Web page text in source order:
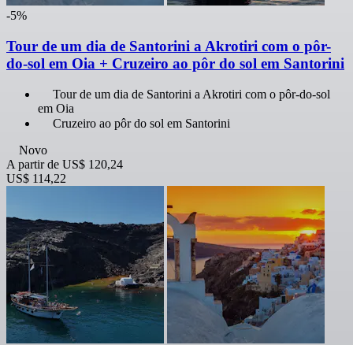
-5%
Tour de um dia de Santorini a Akrotiri com o pôr-
do-sol em Oia + Cruzeiro ao pôr do sol em Santorini
Tour de um dia de Santorini a Akrotiri com o pôr-do-sol
em Oia
Cruzeiro ao pôr do sol em Santorini
Novo
A partir de US$ 120,24
US$ 114,22